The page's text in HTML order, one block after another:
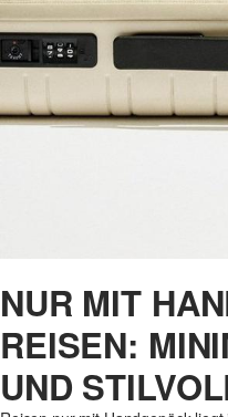
NUR MIT
REISEN:
UND